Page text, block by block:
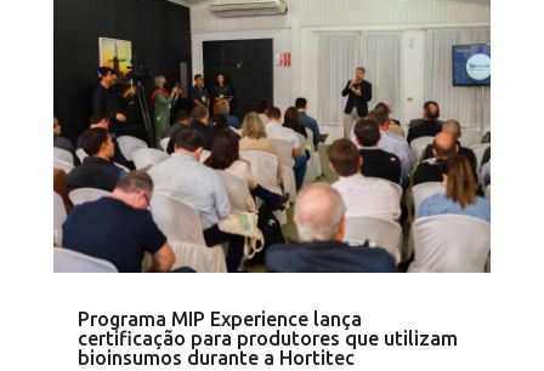
Programa MIP Experience lança
certificação para produtores que utilizam
bioinsumos durante a Hortitec